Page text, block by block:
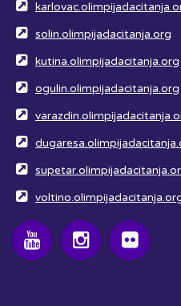
solin.olimpijadacitanja.org
kutina.olimpijadacitanja.org
ogulin.olimpijadacitanja.org